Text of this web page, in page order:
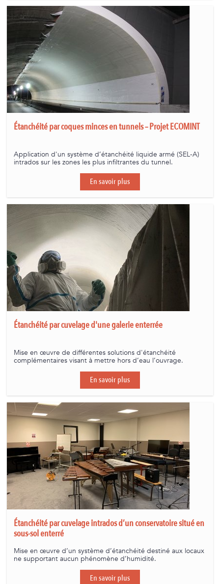
Étanchéité par coques minces en tunnels – Projet ECOMINT
Application d'un système d’étanchéité liquide armé (SEL-A)
intrados sur les zones les plus infiltrantes du tunnel.
En savoir plus
Étanchéité par cuvelage d'une galerie enterrée
Mise en œuvre de différentes solutions d'étanchéité
complémentaires visant à mettre hors d’eau l’ouvrage.
En savoir plus
Étanchéité par cuvelage intrados d’un conservatoire situé en
sous-sol enterré
Mise en œuvre d’un système d’étanchéité destiné aux locaux
ne supportant aucun phénomène d’humidité.
En savoir plus